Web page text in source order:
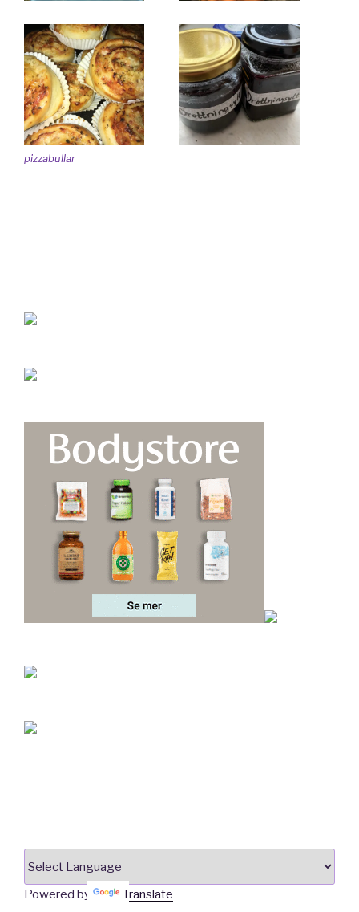
pizzabullar
Powered by Translate